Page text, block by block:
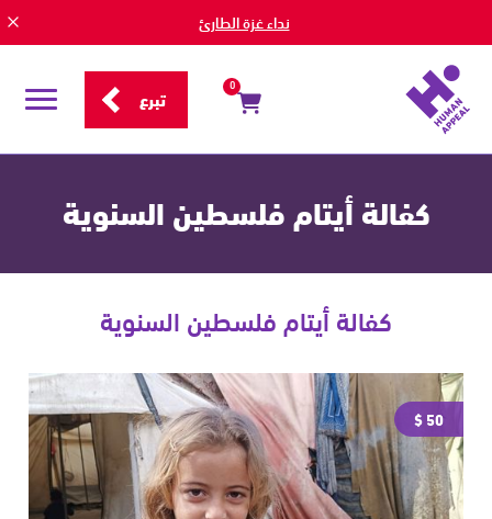
نداء غزة الطارئ
0 تبرع
قائمة
كفالة أيتام فلسطين السنوية
كفالة أيتام فلسطين السنوية
50 $